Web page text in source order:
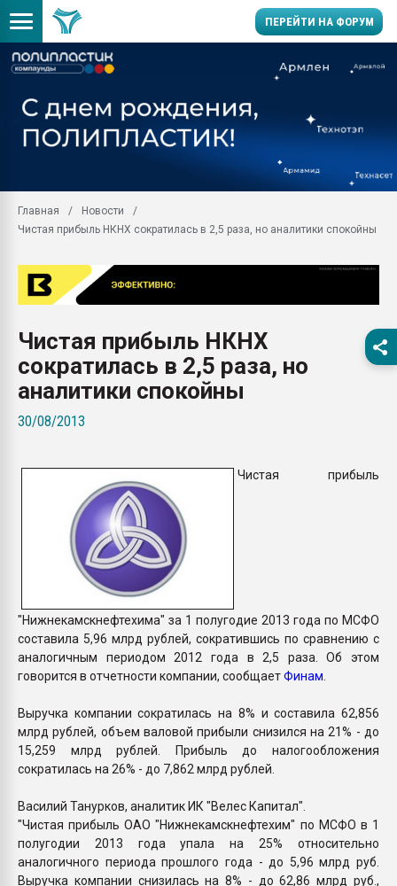
ПЕРЕЙТИ НА ФОРУМ
заводу пластмасс"
28.07.2026
28.07.2026
ситуацией на
ПЕРЕЙТИ НА
Главная
Новости
Чистая прибыль НКНХ сократилась в 2,5 раза, но аналитики спокойны
Чистая прибыль НКНХ
сократилась в 2,5 раза, но
аналитики спокойны
30/08/2013
Чистая прибыль
"Нижнекамскнефтехима" за 1 полугодие 2013 года по МСФО
составила 5,96 млрд рублей, сократившись по сравнению с
аналогичным периодом 2012 года в 2,5 раза. Об этом
говорится в отчетности компании, сообщаетФинам
Выручка компании сократилась на 8% и составила 62,856
млрд рублей, объем валовой прибыли снизился на 21% - до
15,259 млрд рублей. Прибыль до налогообложения
сократилась на 26% - до 7,862 млрд рублей.
Василий Танурков, аналитик ИК "Велес Капитал".
"Чистая прибыль ОАО "Нижнекамскнефтехим" по МСФО в 1
полугодии 2013 года упала на 25% относительно
аналогичного периода прошлого года - до 5,96 млрд руб.
Выручка компании снизилась на 8% - до 62,86 млрд руб.,